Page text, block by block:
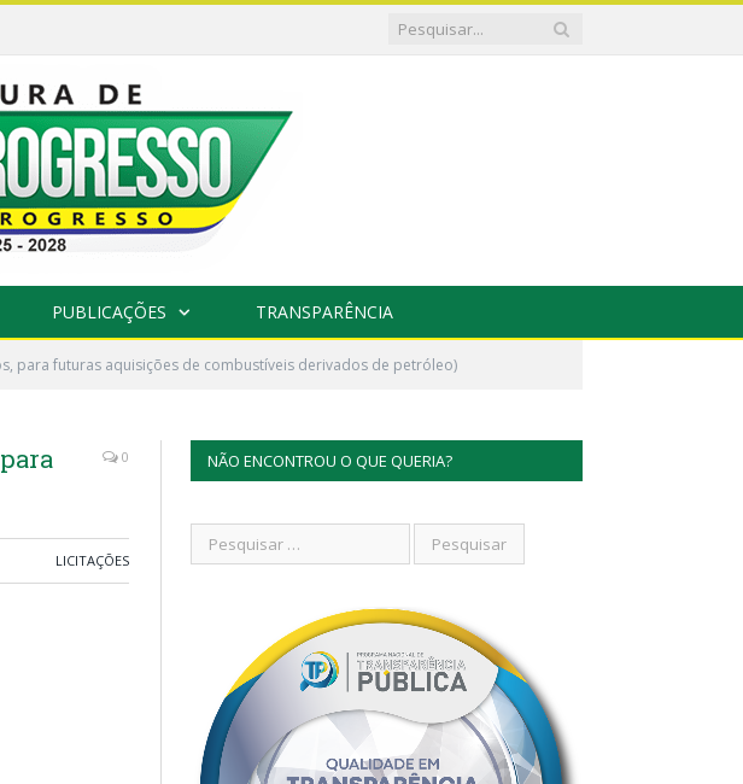
PUBLICAÇÕES TRANSPARÊNCIA
para futuras aquisições de combustíveis derivados de petróleo)
0
LICITAÇÕES
NÃO ENCONTROU O QUE QUERIA?